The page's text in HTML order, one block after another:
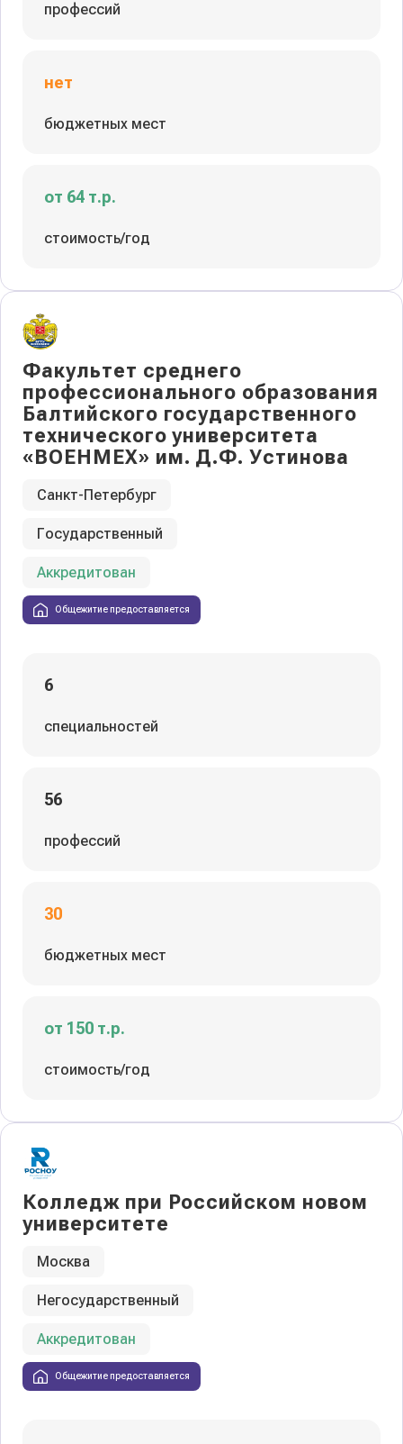
профессий
нет
бюджетных мест
от 64 т.р.
стоимость/год
Факультет среднего
профессионального образования
Балтийского государственного
технического университета
«ВОЕНМЕХ» им. Д.Ф. Устинова
Санкт-Петербург
Государственный
Аккредитован
Общежитие предоставляется
6
специальностей
56
профессий
30
бюджетных мест
от 150 т.р.
стоимость/год
Колледж при Российском новом
университете
Москва
Негосударственный
Аккредитован
Общежитие предоставляется